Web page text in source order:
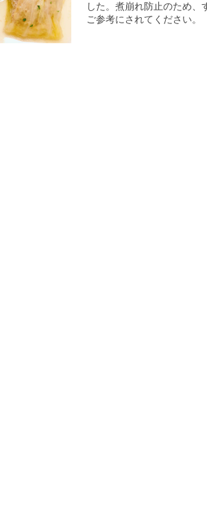
した。煮崩れ防止のため、
ご参考にされてください。